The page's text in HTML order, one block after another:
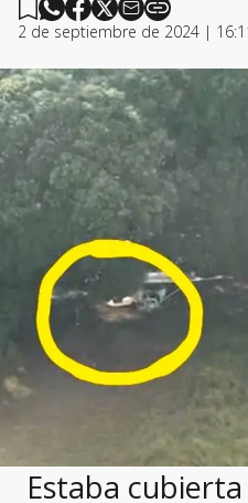
2 de septiembre de 2024 |
Estaba